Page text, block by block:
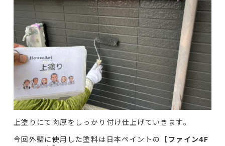
上塗りにて肉厚をしっかり付け仕上げていきます。
今回外壁に使用した塗料は日本ペイントの 【ファイン4F